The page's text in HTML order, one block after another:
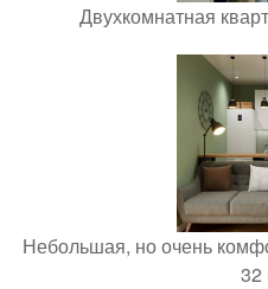
Двухкомнатная
Небольшая, но очень
32